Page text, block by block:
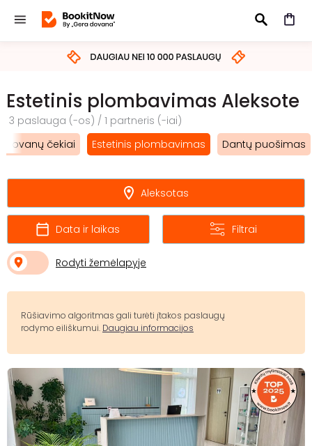
IEŠKOTI
Estetinis plombavimas Aleksote
3 paslauga (-os) / 1 partneris (-iai)
Dovanų čekiai
Estetinis plombavimas Dantų puošimas
Aleksotas
Data ir laikas Filtrai
Rodyti žemėlapyje
Rūšiavimo algoritmas gali turėti įtakos paslaugų
rodymo eiliškumui. Daugiau informacijos